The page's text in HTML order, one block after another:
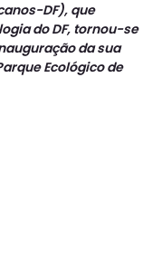
DF), que
do DF, tornou-se
da sua
Ecológico de